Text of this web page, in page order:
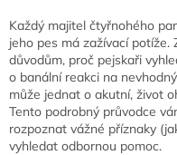
Každý majitel čtyřnohého
jeho pes má zažívací potíže.
důvodům, proč pejskaři
o banální reakci na
může jednat o akutní, život
Tento podrobný průvodce
rozpoznat vážné příznaky
vyhledat odbornou pomoc.